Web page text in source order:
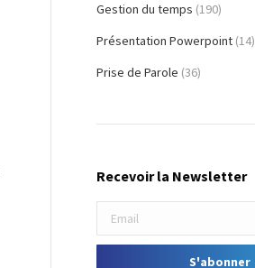
Gestion du temps (190)
Présentation Powerpoint (14)
Prise de Parole (36)
Recevoir la Newsletter